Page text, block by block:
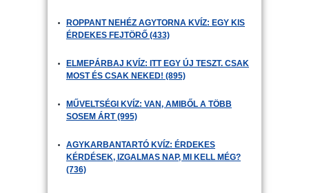
ROPPANT NEHÉZ AGYTORNA KVÍZ: EGY KIS
ÉRDEKES FEJTÖRŐ (433)
ELMEPÁRBAJ KVÍZ: ITT EGY ÚJ TESZT. CSAK
MOST ÉS CSAK NEKED! (895)
MŰVELTSÉGI KVÍZ: VAN, AMIBŐL A TÖBB
SOSEM ÁRT (995)
AGYKARBANTARTÓ KVÍZ: ÉRDEKES
KÉRDÉSEK, IZGALMAS NAP, MI KELL MÉG?
(736)